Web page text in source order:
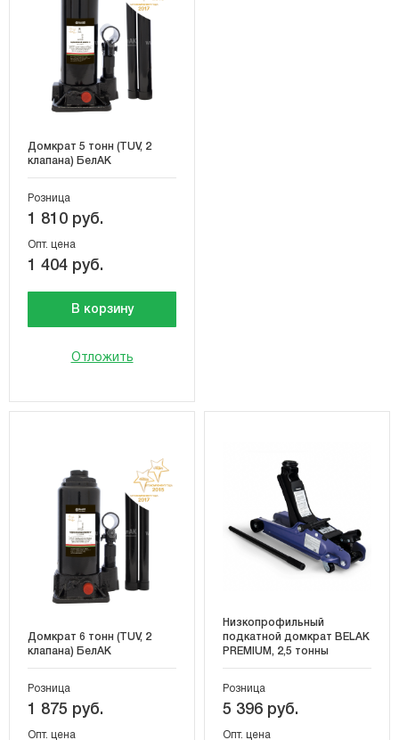
Домкрат 5 тонн (TUV, 2
клапана) БелАК
Розница
1 810 руб.
Опт. цена
1 404 руб.
В корзину
Отложить
Домкрат 6 тонн (TUV, 2
клапана) БелАК
Розница
1 875 руб.
Опт. цена
Низкопрофильный
подкатной домкрат BELAK
PREMIUM, 2,5 тонны
Розница
5 396 руб.
Опт. цена